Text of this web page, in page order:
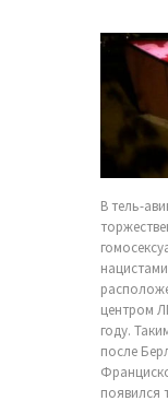
В тель-
центром
году.
после
появился